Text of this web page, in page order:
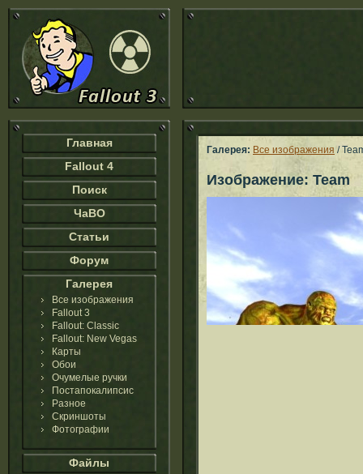
Главная
Fallout 4
Поиск
ЧаВО
Статьи
Форум
Галерея
Все изображения
Fallout 3
Fallout: Classic
Fallout: New Vegas
Карты
Обои
Очумелые ручки
Постапокалипсис
Разное
Скриншоты
Фотографии
Файлы
Галерея: Все изображения /
Изображение: Team